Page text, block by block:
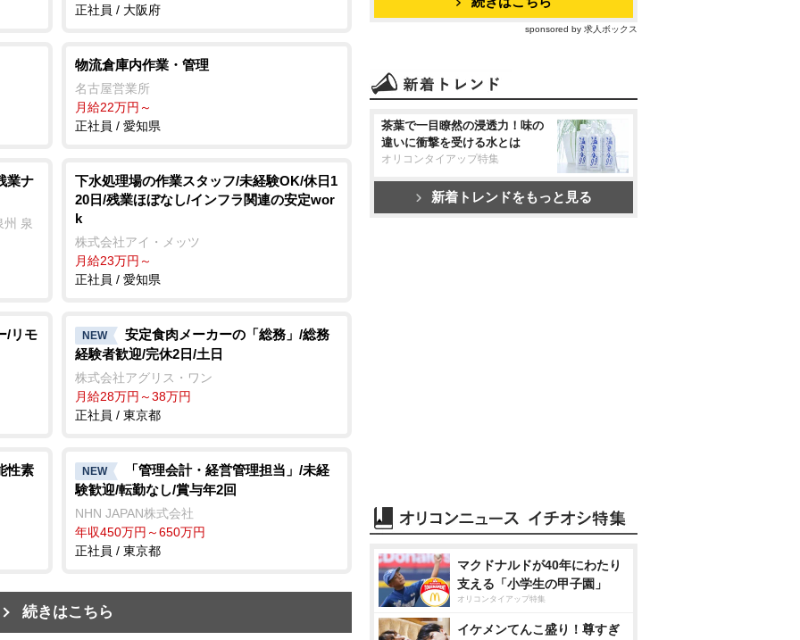
正社員 / 大阪府
物流倉庫内作業・管理
名古屋営業所
月給22万円～
正社員 / 愛知県
業ナ
州 泉
下水処理場の作業スタッフ/未経験OK/休日1
20日/残業ほぼなし/インフラ関連の安定wor
k
株式会社アイ・メッツ
月給23万円～
正社員 / 愛知県
/リモ NEW
安定食肉メーカーの「総務」/総務
経験者歓迎/完休2日/土日
株式会社アグリス・ワン
月給28万円～38万円
正社員 / 東京都
性素 NEW
「管理会計・経営管理担当」/未経
験歓迎/転勤なし/賞与年2回
NHN JAPAN株式会社
年収450万円～650万円
正社員 / 東京都
続きはこちら
sponsored by 求人ボックス
茶葉で一目瞭然の浸透力！味の
違いに衝撃を受ける水とは
オリコンタイアップ特集
新着トレンドをもっと見る
マクドナルドが40年にわたり
支える「小学生の甲子園」
オリコンタイアップ特集
イケメンてんこ盛り！尊すぎ